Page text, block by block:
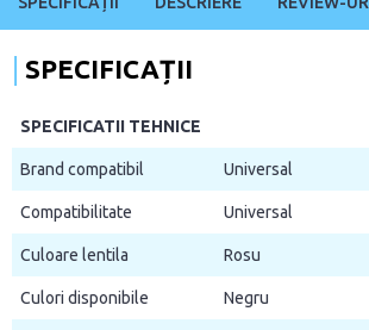
SPECIFICAȚII
SPECIFICATII TEHNICE
Brand compatibil Universal
Compatibilitate Universal
Culoare lentila Rosu
Culori disponibile Negru